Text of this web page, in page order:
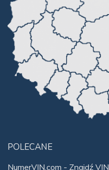
POLECANE
NumerVIN.com - Znajdź VIN